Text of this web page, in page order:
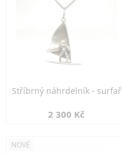
Stříbrný náhrdelník - surfař
2 300 Kč
NOVÉ